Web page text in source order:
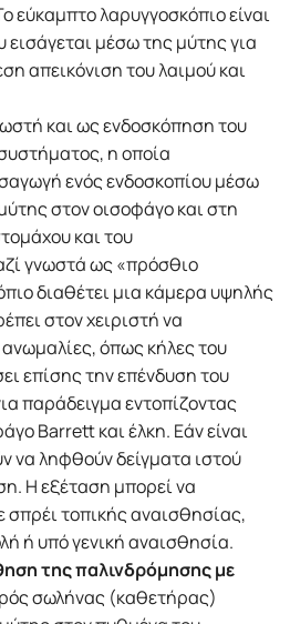
εύκαμπτο λαρυγγοσκόπιο είναι
μέσω της μύτης για
απεικόνιση του λαιμού και
και ως ενδοσκόπηση του
η οποία
ενός ενδοσκοπίου μέσω
στον οισοφάγο και στη
και του
γνωστά ως «πρόσθιο
διαθέτει μια κάμερα υψηλής
στον χειριστή να
όπως κήλες του
επίσης την επένδυση του
παράδειγμα εντοπίζοντας
Barrett και έλκη. Εάν είναι
να ληφθούν δείγματα ιστού
Η εξέταση μπορεί να
τοπικής αναισθησίας,
ή υπό γενική αναισθησία.
της παλινδρόμησης με
σωλήνας (καθετήρας)